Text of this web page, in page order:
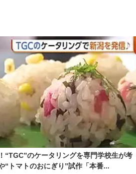
“TGC”のケータリングを専門学校生が考
トマトのおにぎり”試作「本番...